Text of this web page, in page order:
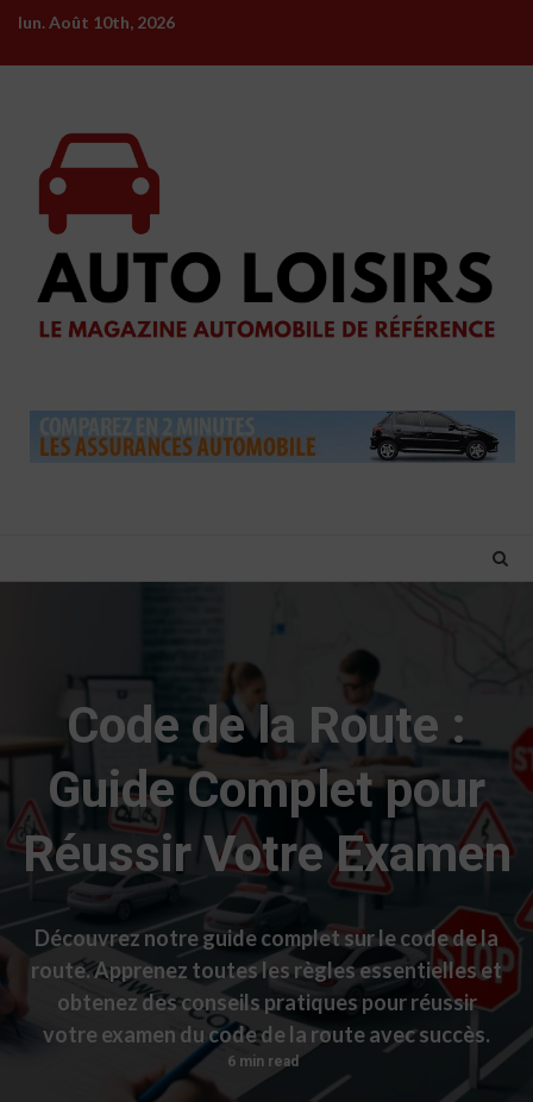
Skip
content
lun. Août 10th, 2026
Code de la Route :
Guide Complet pour
Réussir Votre Examen
Découvrez notre guide complet sur le code de la
route. Apprenez toutes les règles essentielles et
obtenez des conseils pratiques pour réussir
votre examen du code de la route avec succès.
6 min read